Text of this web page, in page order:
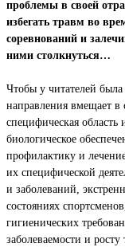
проблемы в своей
избегать травм во
соревнований и
ними столкнуться…
Чтобы у читателей
направления вмещает в
специфическая область
биологическое
профилактику и
их специфической
и заболеваний,
состояниях
гигиенических
заболеваемости и